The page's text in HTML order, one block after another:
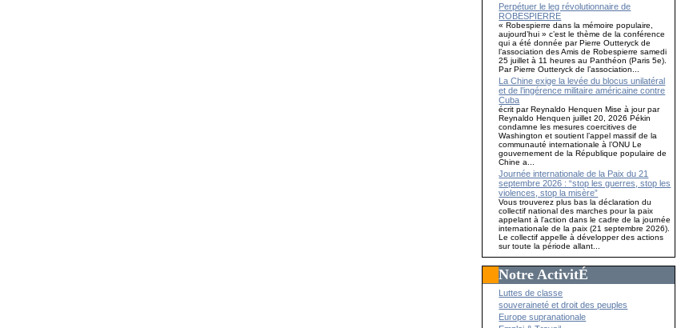
Perpétuer le leg révolutionnaire de
ROBESPIERRE
« Robespierre dans la mémoire populaire,
aujourd’hui » c’est le thème de la conférence
qui a été donnée par Pierre Outteryck de
l’association des Amis de Robespierre samedi
25 juillet à 11 heures au Panthéon (Paris 5e).
Par Pierre Outteryck de l’association...
La Chine exige la levée du blocus unilatéral
et de l’ingérence militaire américaine contre
Cuba
écrit par Reynaldo Henquen Mise à jour par
Reynaldo Henquen juillet 20, 2026 Pékin
condamne les mesures coercitives de
Washington et soutient l’appel massif de la
communauté internationale à l’ONU Le
gouvernement de la République populaire de
Chine a...
Journée internationale de la Paix du 21
septembre 2026 : “stop les guerres, stop les
violences, stop la misère”
Vous trouverez plus bas la déclaration du
collectif national des marches pour la paix
appelant à l'action dans le cadre de la journée
internationale de la paix (21 septembre 2026).
Le collectif appelle à développer des actions
sur toute la période allant...
Notre ActivitÉ
Luttes de classe
souveraineté et droit des peuples
Europe supranationale